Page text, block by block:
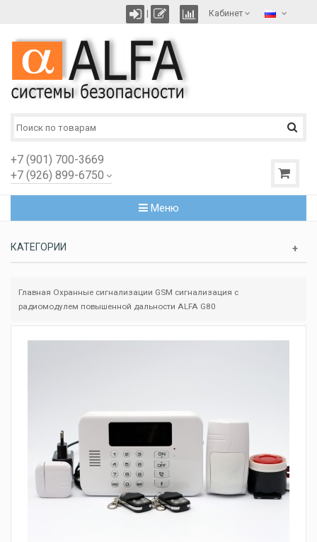
Кабинет
+7 (901) 700-3669
+7 (926) 899-6750
Меню
КАТЕГОРИИ
Главная Охранные сигнализации GSM сигнализация с
радиомодулем повышенной дальности ALFA G80